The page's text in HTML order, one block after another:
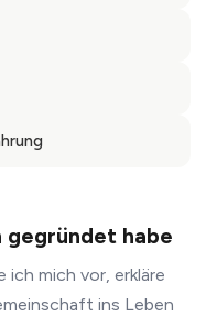
gegründet habe
ich mich vor, erkläre
ins Leben